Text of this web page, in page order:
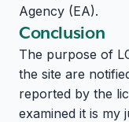
Agency (EA).
Conclusion
The purpose of
the site are
reported by the
examined it is my